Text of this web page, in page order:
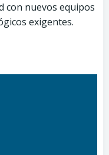
con nuevos equipos
exigentes.